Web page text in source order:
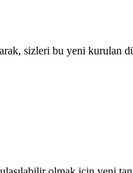
sizleri bu yeni kurulan